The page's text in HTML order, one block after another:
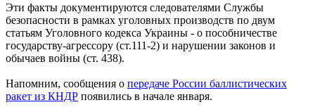
Эти факты документируются следователями Службы
безопасности в рамках уголовных производств по двум
статьям Уголовного кодекса Украины - о пособничестве
государству-агрессору (ст.111-2) и нарушении законов и
обычаев войны (⁠ст. 438).
Напомним, сообщения о передаче России баллистических
ракет из КНДР появились в начале января.